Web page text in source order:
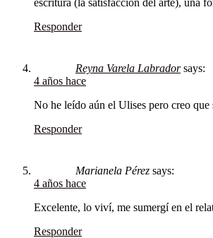
Responder
Reyna Varela Labrador says:
4 años hace
No he leído aún el Ulises pero creo que
Responder
Marianela Pérez says:
4 años hace
Excelente, lo viví, me sumergí en el
Responder